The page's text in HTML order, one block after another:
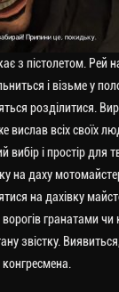
з пістолетом. Рей
і візьме у
розділитися.
вислав всіх своїх
і простір для
даху
на дахівку
гранатами чи
звістку.